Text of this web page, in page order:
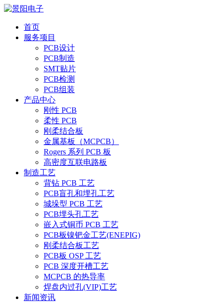
首页
服务项目
PCB设计
PCB制造
SMT贴片
PCB检测
PCB组装
产品中心
刚性 PCB
柔性 PCB
刚柔结合板
金属基板（MCPCB）
Rogers 系列 PCB 板
高密度互联电路板
制造工艺
背钻 PCB 工艺
PCB盲孔和埋孔工艺
城垛型 PCB 工艺
PCB埋头孔工艺
嵌入式铜币 PCB 工艺
PCB板镍钯金工艺(ENEPIG)
刚柔结合板工艺
PCB板 OSP 工艺
PCB 深度开槽工艺
MCPCB 的热导率
焊盘内过孔(VIP)工艺
新闻资讯